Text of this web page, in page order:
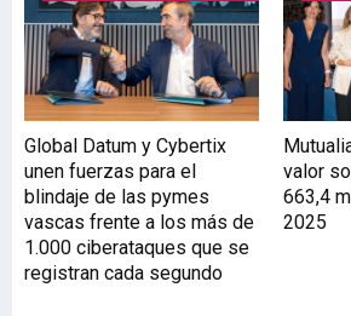
Global Datum y Cybertix
unen fuerzas para el
blindaje de las pymes
vascas frente a los más de
1.000 ciberataques que se
registran cada segundo
valor
663,4
2025